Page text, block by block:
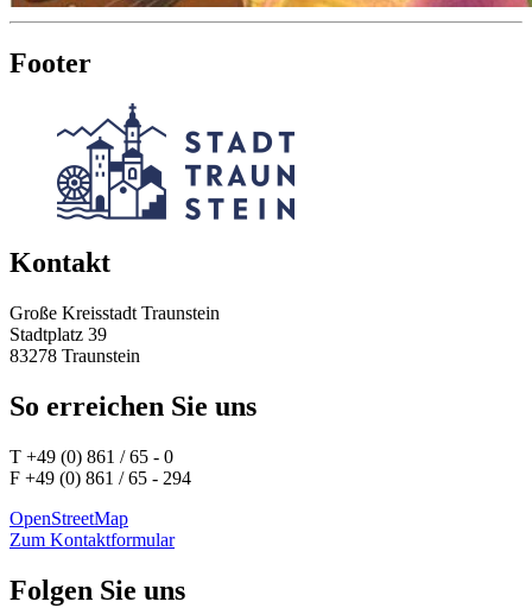
Footer
Kontakt
Große Kreisstadt Traunstein
Stadtplatz 39
83278 Traunstein
So erreichen Sie uns
T +49 (0) 861 / 65 - 0
F +49 (0) 861 / 65 - 294
OpenStreetMap
Zum Kontaktformular
Folgen Sie uns